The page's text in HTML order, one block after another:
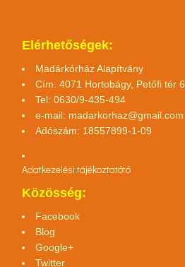
Elérhetőségek:
Madárkórház Alapítvány
Cím: 4071 Hortobágy, Petőfi tér 6.
Tel: 0630/9-435-494
e-mail: madarkorhaz@gmail.com
Adószám: 18557899-1-09
Adatkezelési tájékoztatótó
Közösség:
Facebook
Blog
Google+
Twitter